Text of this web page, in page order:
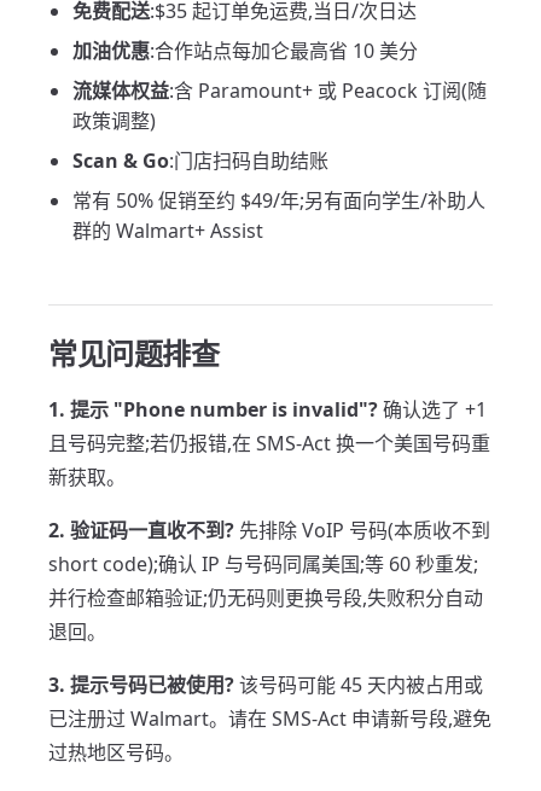
免费配送:$35 起订单免运费,当日/次日达
加油优惠:合作站点每加仑最高省 10 美分
流媒体权益:含 Paramount+ 或 Peacock 订阅(随
政策调整)
Scan & Go:门店扫码自助结账
常有 50% 促销至约 $49/年;另有面向学生/补助人
群的 Walmart+ Assist
常见问题排查
1. 提示 "Phone number is invalid"?确认选了 +1
且号码完整;若仍报错,在 SMS-Act 换一个美国号码重
新获取。
2. 验证码一直收不到? 先排除 VoIP 号码(本质收不到
short code);确认 IP 与号码同属美国;等 60 秒重发;
并行检查邮箱验证;仍无码则更换号段,失败积分自动
退回。
3. 提示号码已被使用?该号码可能 45 天内被占用或
已注册过 Walmart。请在 SMS-Act 申请新号段,避免
过热地区号码。